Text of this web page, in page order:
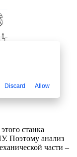
станка
Поэтому анализ
части –
Discard Allow